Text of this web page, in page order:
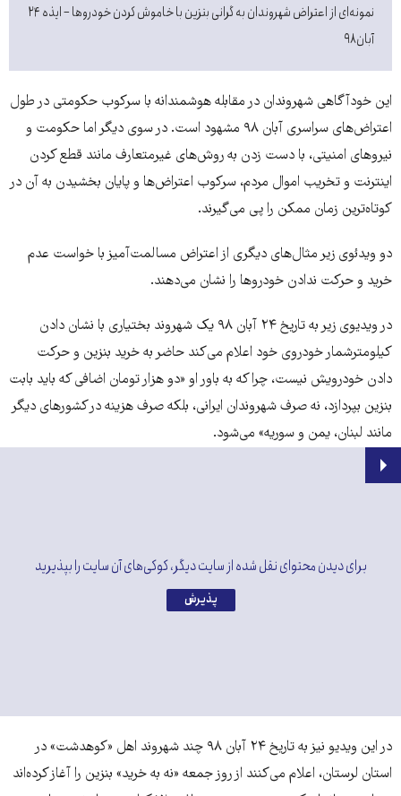
نمونه‌ای از اعتراض شهروندان به گرانی بنزین با خاموش کردن خودروها – ایذه ۲۴
آبان ۹۸
این خودآگاهی شهروندان در مقابله هوشمندانه با سرکوب حکومتی در طول
اعتراض‌های سراسری آبان ۹۸ مشهود است. در سوی دیگر اما حکومت و
نیروهای امنیتی، با دست زدن به روش‌های غیرمتعارف مانند قطع کردن
اینترنت و تخریب اموال مردم، سرکوب اعتراض‌ها و پایان بخشیدن به آن در
کوتاه‌ترین زمان ممکن را پی‌ می‌گیرند.
دو ویدئوی زیر مثال‌های دیگری از اعتراض مسالمت‌آمیز با خواست عدم
خرید و حرکت ندادن خودروها را نشان می‌دهند.
در ویدیوی زیر به تاریخ ۲۴ آبان ۹۸ یک شهروند بختیاری با نشان دادن
کیلومترشمار خودروی خود اعلام می‌کند حاضر به خرید بنزین و حرکت
دادن خودرویش نیست، چرا که به باور او «دو هزار تومان اضافی که باید بابت
بنزین بپردازد، نه صرف شهروندان ایرانی، بلکه صرف هزینه در کشورهای دیگر
مانند لبنان، یمن و سوریه» می‌شود.
برای دیدن محتوای نقل شده از سایت دیگر، کوکی‌های آن سایت را بپذیرید
پذیرش
در این ویدیو نیز به تاریخ ۲۴ آبان ۹۸ چند شهروند اهل «کوهدشت» در
استان لرستان، اعلام می‌کنند از روز جمعه «نه به خرید» بنزین را آغاز کرده‌اند